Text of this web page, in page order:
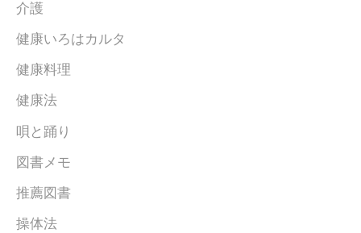
介護
健康いろはカルタ
健康料理
健康法
唄と踊り
図書メモ
推薦図書
操体法